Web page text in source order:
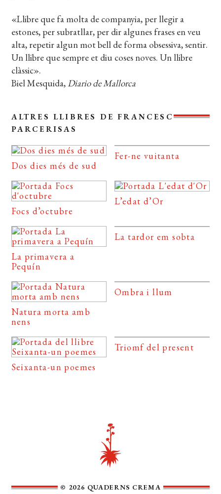
«Llibre que fa molta de companyia, per llegir a
estones, per subratllar, per dir algunes frases en veu
alta, repetir algun mot bell de forma obsessiva, sentir.
Un llibre que sempre et diu coses noves. Un llibre
clàssic».
Biel Mesquida,Diario de Mallorca
ALTRES LLIBRES DE FRANCESC
PARCERISAS
Dos dies més de sud
Fer-ne vuitanta
Focs d’octubre
L’edat d’Or
La primavera a
Pequín
La tardor em sobta
Natura morta amb
nens
Ombra i llum
Seixanta-un poemes
Triomf del present
© 2026 QUADERNS CREMA